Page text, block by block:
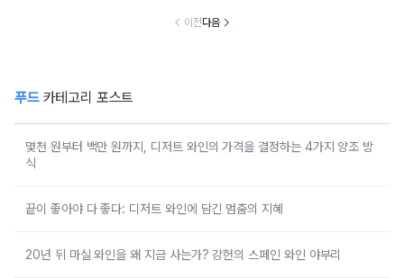
이전다음
푸드카테고리 포스트
몇천 원부터 백만 원까지, 디저트 와인의 가격을 결정하는 4가지 양조 방
식
끝이 좋아야 다 좋다: 디저트 와인에 담긴 멈춤의 지혜
20년 뒤 마실 와인을 왜 지금 사는가? 강헌의 스페인 와인 야부리